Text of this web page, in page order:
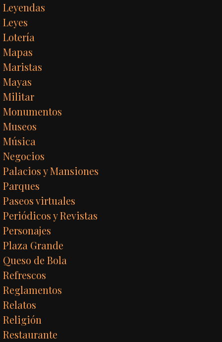
Leyendas
Leyes
Lotería
Mapas
Maristas
Mayas
Militar
Monumentos
Museos
Música
Negocios
Palacios y Mansiones
Parques
Paseos virtuales
Periódicos y Revistas
Personajes
Plaza Grande
Queso de Bola
Refrescos
Reglamentos
Relatos
Religión
Restaurante